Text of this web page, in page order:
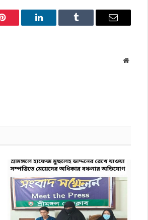
Pinterest LinkedIn Tumblr Email
Website